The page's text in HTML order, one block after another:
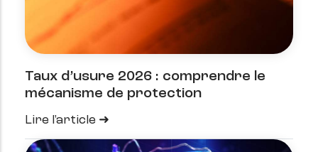
Taux d’usure 2026 : comprendre le
mécanisme de protection
Lire l'article